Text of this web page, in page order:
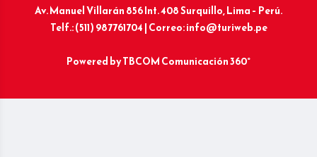
Av. Manuel Villarán 856 Int. 408 Surquillo, Lima – Perú.
Telf.: (511) 987761704 | Correo: info@turiweb.pe
Powered byTBCOM Comunicación 360°